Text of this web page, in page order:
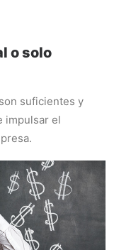
o solo
suficientes y
impulsar el